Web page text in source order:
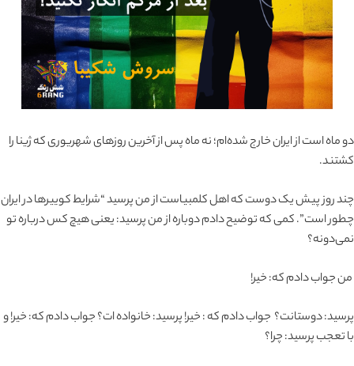
دو ماه است از ایران خارج شده‌ام؛ نه ماه پس از آخرین روزهای شهریوری که ژینا را
کشتند.
چند روز پیش یک دوست که اهل کلمبیاست از من پرسید “شرایط کوییرها در ایران
چطور است”. کمی که توضیح دادم دوباره از من پرسید: یعنی هیچ کس درباره تو
نمی‌دونه؟
من جواب دادم که: خیر!
پرسید: دوستانت؟ جواب دادم که : خیر! پرسید: خانواده ات؟ جواب دادم که: خیر! و
با تعجب پرسید: چرا؟